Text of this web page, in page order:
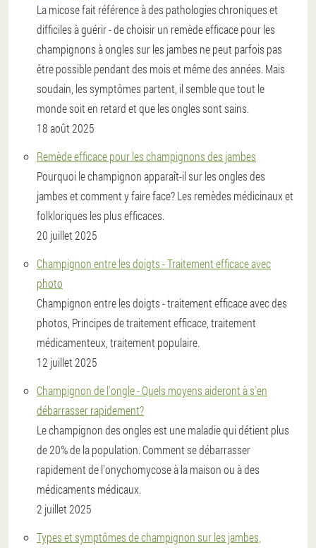
La micose fait référence à des pathologies chroniques et
difficiles à guérir - de choisir un remède efficace pour les
champignons à ongles sur les jambes ne peut parfois pas
être possible pendant des mois et même des années. Mais
soudain, les symptômes partent, il semble que tout le
monde soit en retard et que les ongles sont sains.
18 août 2025
Remède efficace pour les champignons des jambes
Pourquoi le champignon apparaît-il sur les ongles des
jambes et comment y faire face? Les remèdes médicinaux et
folkloriques les plus efficaces.
20 juillet 2025
Champignon entre les doigts - Traitement efficace avec
photo
Champignon entre les doigts - traitement efficace avec des
photos, Principes de traitement efficace, traitement
médicamenteux, traitement populaire.
12 juillet 2025
Champignon de l'ongle - Quels moyens aideront à s'en
débarrasser rapidement?
Le champignon des ongles est une maladie qui détient plus
de 20% de la population. Comment se débarrasser
rapidement de l'onychomycose à la maison ou à des
médicaments médicaux.
2 juillet 2025
Types et symptômes de champignon sur les jambes,